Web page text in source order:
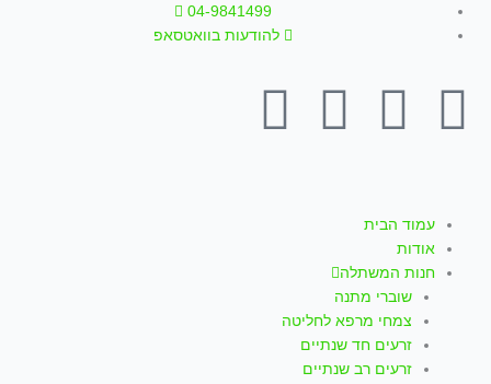
דילוג
לתוכן
04-9841499
להודעות בוואטסאפ
F
c
e
b
Y
u
t
u
I
t
a
W
עמוד הבית
אודות
חנות המשתלה
שוברי מתנה
צמחי מרפא לחליטה
זרעים חד שנתיים
זרעים רב שנתיים